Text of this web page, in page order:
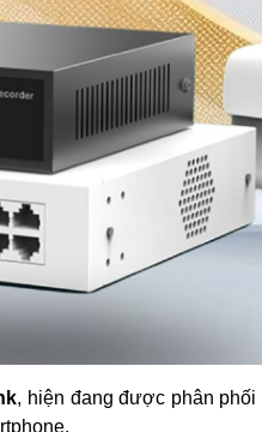
, hiện đang được phân